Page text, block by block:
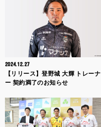
2024.12.27
【リリース】登野城 大輝 トレーナ
ー 契約満了のお知らせ